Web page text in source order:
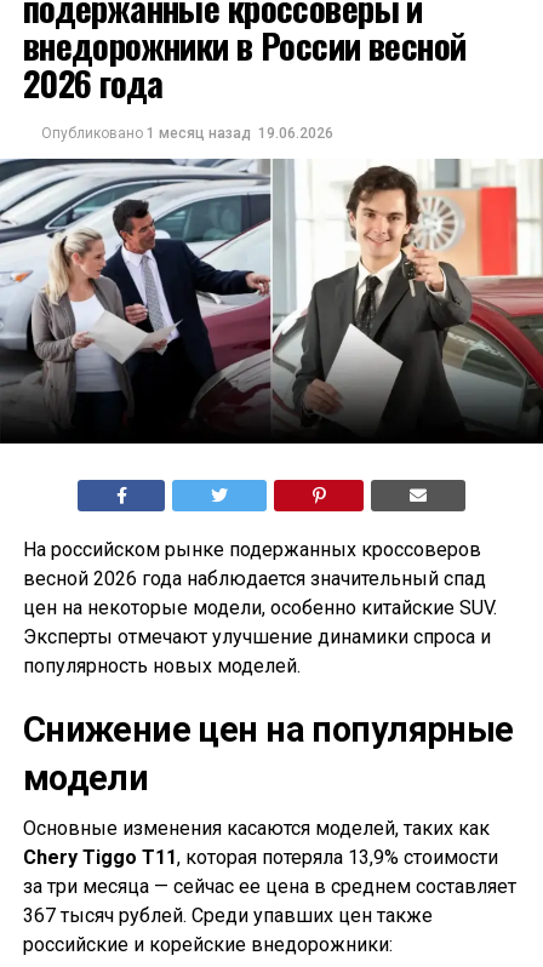
внедорожники в России весной
2026 года
Опубликовано 1 месяц назад 19.06.2026
На российском рынке подержанных кроссоверов
весной 2026 года наблюдается значительный спад
цен на некоторые модели, особенно китайские SUV.
Эксперты отмечают улучшение динамики спроса и
популярность новых моделей.
Снижение цен на популярные
модели
Основные изменения касаются моделей, таких как
Chery Tiggo T11, которая потеряла 13,9% стоимости
за три месяца — сейчас ее цена в среднем составляет
367 тысяч рублей. Среди упавших цен также
российские и корейские внедорожники: